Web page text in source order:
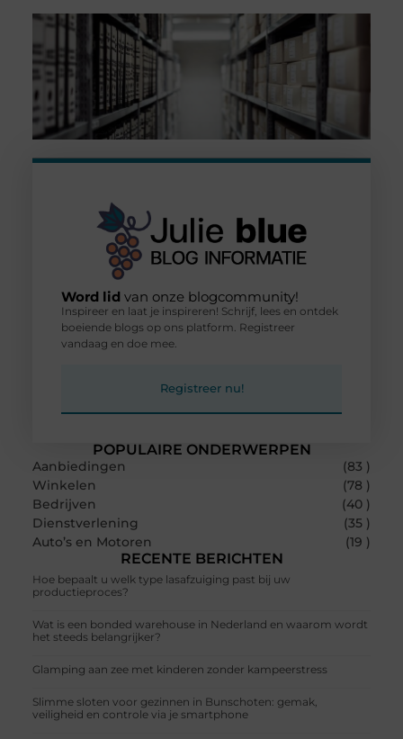
POPULAIRE ONDERWERPEN
Aanbiedingen
(83 )
Winkelen
(78 )
Bedrijven
(40 )
Dienstverlening
(35 )
Auto’s en Motoren
(19 )
RECENTE BERICHTEN
Hoe bepaalt u welk type lasafzuiging past bij uw
productieproces?
Wat is een bonded warehouse in Nederland en waarom wordt
het steeds belangrijker?
Glamping aan zee met kinderen zonder kampeerstress
Slimme sloten voor gezinnen in Bunschoten: gemak,
veiligheid en controle via je smartphone
Word lid van onze blogcommunity!
Inspireer en laat je inspireren! Schrijf, lees en ontdek
boeiende blogs op ons platform. Registreer
vandaag en doe mee.
Registreer nu!